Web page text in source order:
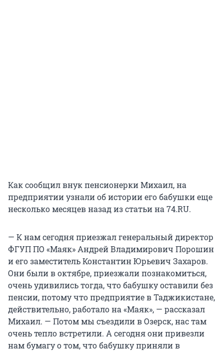
Как сообщил внук пенсионерки Михаил, на
предприятии узнали об истории его бабушки еще
несколько месяцев назад из статьи на 74.RU.
— К нам сегодня приезжал генеральный директор
ФГУП ПО «Маяк» Андрей Владимирович Порошин
и его заместитель Константин Юрьевич Захаров.
Они были в октябре, приезжали познакомиться,
очень удивились тогда, что бабушку оставили без
пенсии, потому что предприятие в Таджикистане,
действительно, работало на «Маяк», — рассказал
Михаил. — Потом мы съездили в Озерск, нас там
очень тепло встретили. А сегодня они привезли
нам бумагу о том, что бабушку приняли в